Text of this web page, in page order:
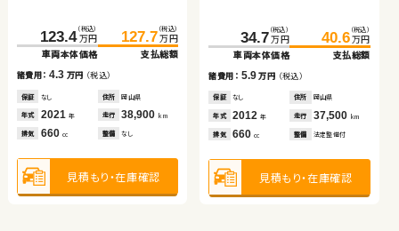
123.4（税込）
万円
車両本体価格
127.7 （税込）
万円
支払総額
諸費用：4.3 万円 （税込）
保証 なし 住所 岡山県
年式 2021 年 走行 38,900 km
排気 660 cc 整備 なし
見積もり・在庫確認
34.7 （税込）
万円
車両本体価格
40.6 （税込）
万円
支払総額
諸費用： 5.9万円 （税込）
保証 なし 住所 岡山県
年式 2012年 走行 37,500 km
排気 660cc 整備 法定整備付
見積もり・在庫確認
125.0（税込）
万円
車両本体価格
136.1 （税込）
万円
支払総額
諸費用：11.1万円（税込）
保証 あり 住所 岡山県
年式 2019 年 走行 21,500 km
排気 1,500 整備 法定整備付
見積もり・在庫確認
332.2 （税込）
万円
車両本体価格
344.8 （税込）
万円
支払総額
諸費用： 12.6万円（税込）
保証 あり 住所 秋田県
年式 2019年 走行 75,000 km
排気 2,500 整備 法定整備付
見積もり・在庫確認
トヨタ ルーミー
120.0（税込）
万円
車両本体価格
諸費用：6.8 万円 （税込）
保証 なし 住所 徳島県
2019 62,000
排気 1,000cc 整備 なし
109.0 （税込）
万円
車両本体価格
119.9 （税込）
万円
支払総額
諸費用： 10.9万円（税込）
保証 あり 住所 岩手県
年式 2018年 走行 62,100 km
排気 660cc 整備 法定整備付
見積もり・在庫確認